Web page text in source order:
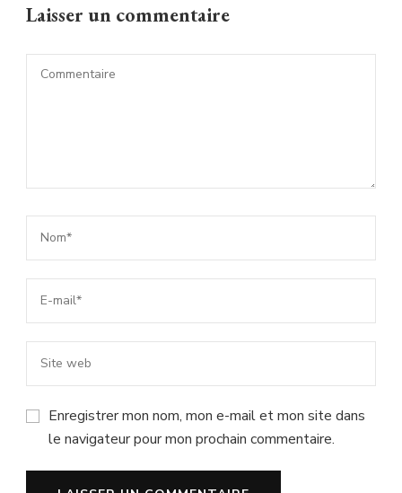
Laisser un commentaire
Enregistrer mon nom, mon e-mail et mon site dans
le navigateur pour mon prochain commentaire.